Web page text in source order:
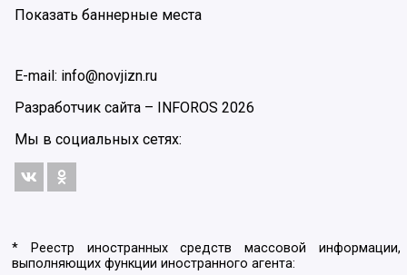
Показать баннерные места
E-mail: info@novjizn.ru
Разработчик сайта – INFOROS 2026
Мы в социальных сетях:
* Реестр иностранных средств массовой информации,
выполняющих функции иностранного агента: